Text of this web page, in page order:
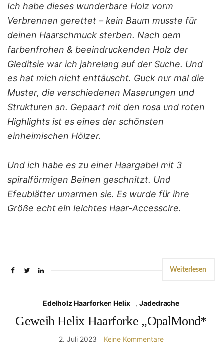
Ich habe dieses wunderbare Holz vorm
Verbrennen gerettet – kein Baum musste für
deinen Haarschmuck sterben. Nach dem
farbenfrohen & beeindruckenden Holz der
Gleditsie war ich jahrelang auf der Suche. Und
es hat mich nicht enttäuscht. Guck nur mal die
Muster, die verschiedenen Maserungen und
Strukturen an. Gepaart mit den rosa und roten
Highlights ist es eines der schönsten
einheimischen Hölzer.
Und ich habe es zu einer Haargabel mit 3
spiralförmigen Beinen geschnitzt. Und
Efeublätter umarmen sie. Es wurde für ihre
Größe echt ein leichtes Haar-Accessoire.
Weiterlesen
Edelholz Haarforken Helix , Jadedrache
Geweih Helix Haarforke „OpalMond*
2. Juli 2023 Keine Kommentare